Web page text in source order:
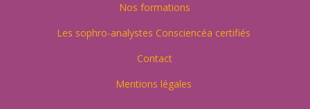
Nos formations
Les sophro-analystes Consciencéa certifiés
Contact
Mentions légales